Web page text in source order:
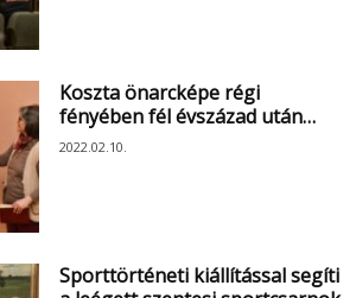
Koszta önarcképe régi
fényében fél évszázad után…
2022.02.10.
Sporttörténeti kiállítással segíti